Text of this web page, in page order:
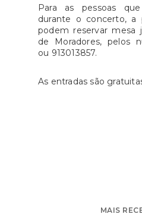
Para as pessoas
durante o concerto, a
podem reservar mesa
de Moradores, pelos
ou 913013857.
As entradas são
MAIS